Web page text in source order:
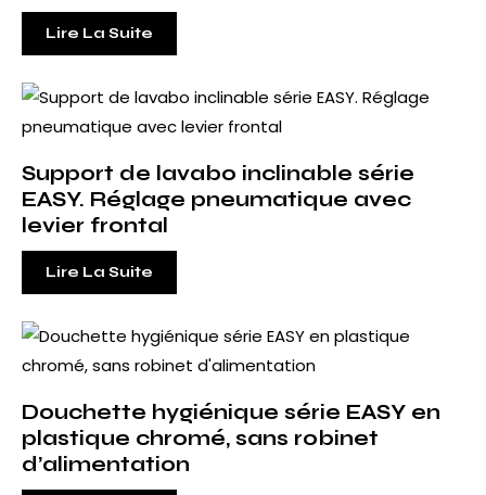
Lire La Suite
Support de lavabo inclinable série
EASY. Réglage pneumatique avec
levier frontal
Lire La Suite
Douchette hygiénique série EASY en
plastique chromé, sans robinet
d’alimentation